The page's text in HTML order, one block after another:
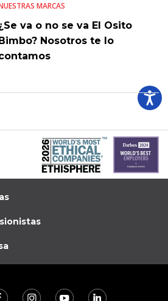
MARCAS
va o no se va El Osito
Bimbo? Nosotros te lo